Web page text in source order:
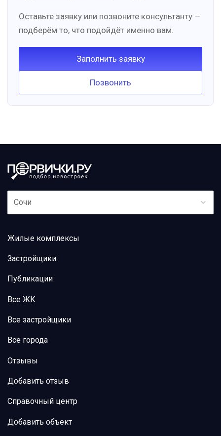
Оставьте заявку или позвоните консультанту —
подберём то, что подойдёт именно вам.
Заполнить заявку
Позвонить
Сочи
Жилые комплексы
Застройщики
Публикации
Все ЖК
Все застройщики
Все города
Отзывы
Добавить отзыв
Справочный центр
Добавить объект